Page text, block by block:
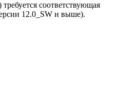
соответствующая
12.0_SW и выше).